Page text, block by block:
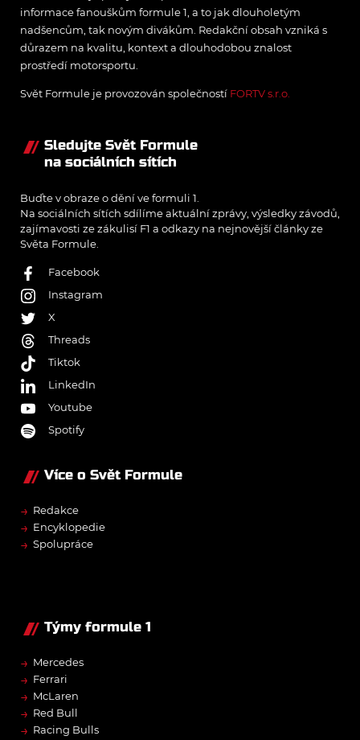
informace fanouškům formule 1, a to jak dlouholetým
nadšencům, tak novým divákům. Redakční obsah vzniká s
důrazem na kvalitu, kontext a dlouhodobou znalost
prostředí motorsportu.
Svět Formule je provozován společností FORTV s.r.o.
Sledujte Svět Formule
na sociálních sítích
Buďte v obraze o dění ve formuli 1.
Na sociálních sítích sdílíme aktuální zprávy, výsledky závodů,
zajímavosti ze zákulisí F1 a odkazy na nejnovější články ze
Světa Formule.
Facebook
Instagram
X
Threads
Tiktok
LinkedIn
Youtube
Spotify
Více o Svět Formule
→ Redakce
→ Encyklopedie
→ Spolupráce
Týmy formule 1
→ Mercedes
→ Ferrari
→ McLaren
→ Red Bull
→ Racing Bulls